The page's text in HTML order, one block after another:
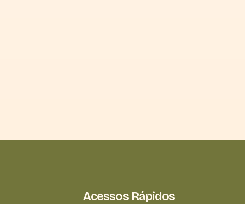
Acessos Rápidos